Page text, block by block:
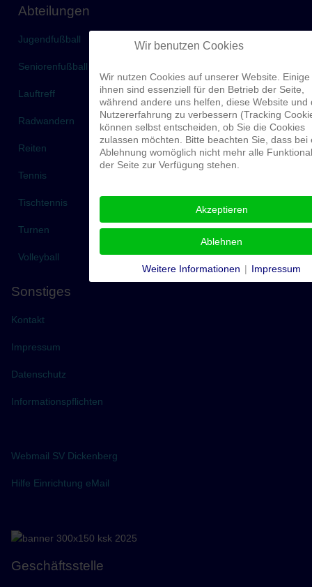
Abteilungen
Jugendfußball
Seniorenfußball
Lauftreff
Radwandern
Reiten
Tennis
Tischtennis
Turnen
Volleyball
Sonstiges
Kontakt
Impressum
Datenschutz
Informationspflichten
Webmail SV Dickenberg
Hilfe Einrichtung eMail
Geschäftsstelle
Wir benutzen Cookies
Wir nutzen Cookies auf unserer Website. Einige
ihnen sind essenziell für den Betrieb der Seite,
während andere uns helfen, diese Website und
Nutzererfahrung zu verbessern (Tracking
können selbst entscheiden, ob Sie die Cookies
zulassen möchten. Bitte beachten Sie, dass bei
Ablehnung womöglich nicht mehr alle
der Seite zur Verfügung stehen.
Akzeptieren
Ablehnen
Weitere Informationen | Impressum